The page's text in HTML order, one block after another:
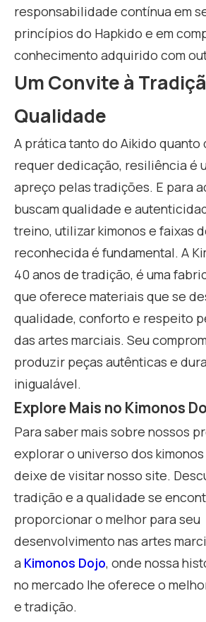
responsabilidade contínua em
princípios do Hapkido e em
conhecimento adquirido com
Um Convite à
Qualidade
A prática tanto do Aikido quanto
requer dedicação, resiliência é
apreço pelas tradições. E para
buscam qualidade e
treino, utilizar kimonos e faixas
reconhecida é fundamental. A
40 anos de tradição, é uma
que oferece materiais que se
qualidade, conforto e respeito
das artes marciais. Seu
produzir peças autênticas e
inigualável.
Explore Mais no Kimonos
Para saber mais sobre nossos
explorar o universo dos kimonos
deixe de visitar nosso site.
tradição e a qualidade se
proporcionar o melhor para seu
desenvolvimento nas artes
a Kimonos Dojo, onde nossa
no mercado lhe oferece o
e tradição.